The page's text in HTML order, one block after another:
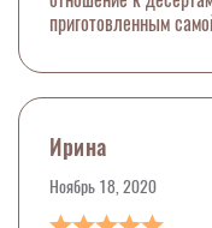
приготовленным
Ирина
Ноябрь 18, 2020